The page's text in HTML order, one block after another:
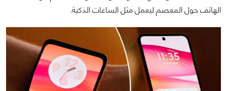
الهاتف حول المعصم ليعمل مثل الساعات الذكية.